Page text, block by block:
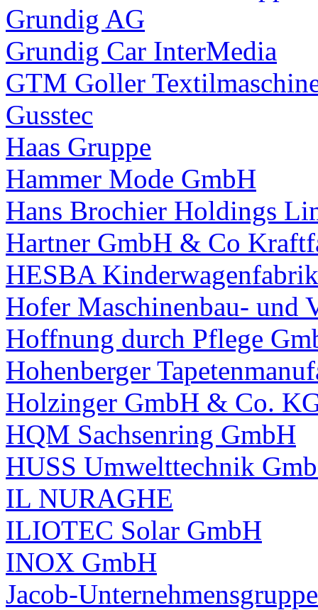
Grundig AG
Grundig Car InterMedia
GTM Goller
Gusstec
Haas Gruppe
Hammer Mode GmbH
Hans Brochier Holdings
Hartner GmbH & Co
HESBA
Hofer Maschinenbau- und
Hoffnung durch Pflege
Hohenberger
Holzinger GmbH & Co.
HQM Sachsenring GmbH
HUSS Umwelttechnik
IL NURAGHE
ILIOTEC Solar GmbH
INOX GmbH
Jacob-Unternehmensgruppe